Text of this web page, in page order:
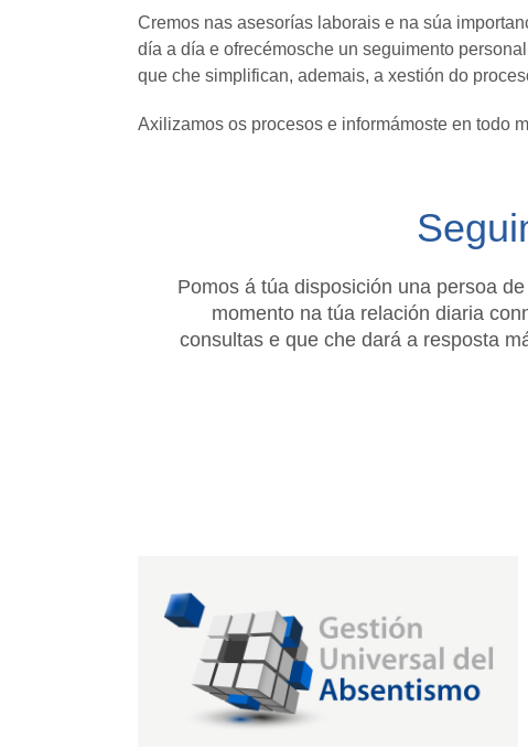
Cremos nas asesorías laborais e na súa
día a día e ofrecémosche un seguimento
que che simplifican, ademais, a xestión do
Axilizamos os procesos e informámoste en todo
Pomos á túa disposición una persoa
momento na túa relación diaria
consultas e que che dará a resposta